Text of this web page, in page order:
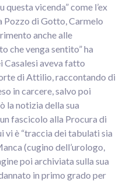
vicenda” come l’ex
Pozzo di Gotto, Carmelo
anche alle
che venga sentito” ha
Casalesi aveva fatto
di Attilio, raccontando di
in carcere, salvo poi
la notizia della sua
fascicolo alla Procura di
vi è “traccia dei tabulati sia
(cugino dell’urologo,
poi archiviata sulla sua
in primo grado per